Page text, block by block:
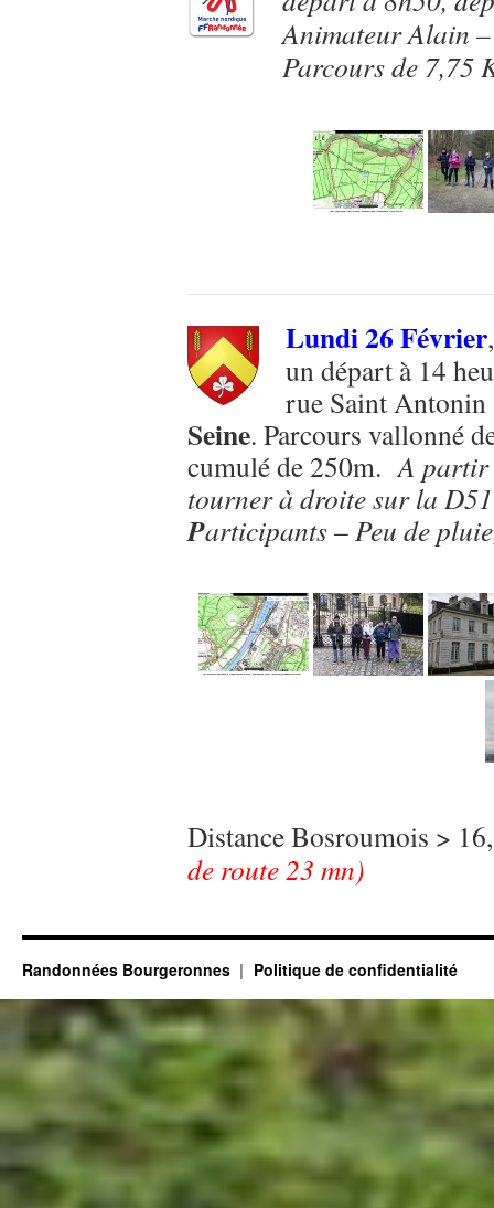
Animateur Alain
Parcours de 7,75
Lundi 26 Février
un départ à 14
rue Saint Antonin
Seine. Parcours vallonné
cumulé de 250m. A
tourner à droite sur la
Participants – Peu de
Distance Bosroumois >
de route 23 mn)
Randonnées Bourgeronnes Politique de confidentialité